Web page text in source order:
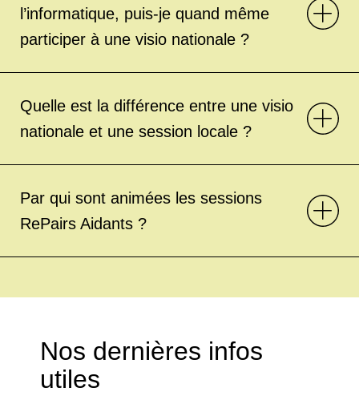
l’informatique, puis-je quand même
participer à une visio nationale ?
Quelle est la différence entre une visio
nationale et une session locale ?
Par qui sont animées les sessions
RePairs Aidants ?
Nos dernières infos
utiles